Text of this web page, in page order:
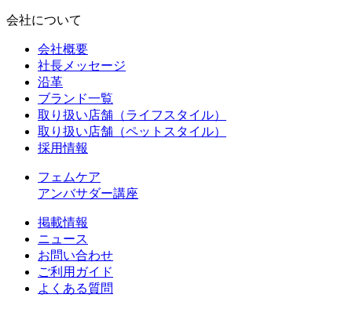
会社について
会社概要
社長メッセージ
沿革
ブランド一覧
取り扱い店舗（ライフスタイル）
取り扱い店舗（ペットスタイル）
採用情報
フェムケア
アンバサダー講座
掲載情報
ニュース
お問い合わせ
ご利用ガイド
よくある質問